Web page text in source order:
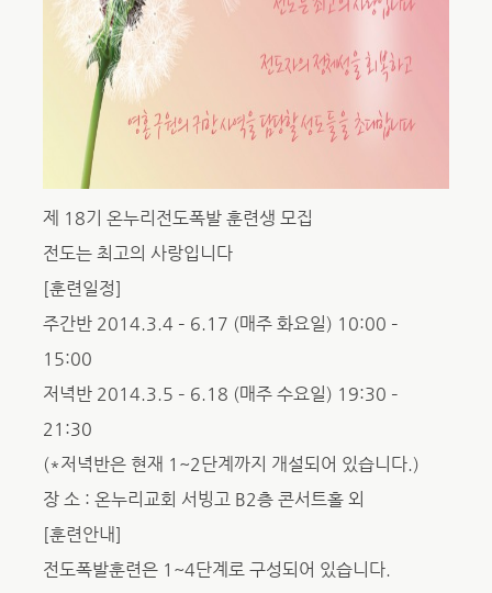
제 18기 온누리전도폭발 훈련생 모집
전도는 최고의 사랑입니다
[훈련일정]
주간반 2014.3.4 – 6.17 (매주 화요일) 10:00 –
15:00
저녁반 2014.3.5 – 6.18 (매주 수요일) 19:30 –
21:30
(*저녁반은 현재 1~2단계까지 개설되어 있습니다.)
장 소 : 온누리교회 서빙고 B2층 콘서트홀 외
[훈련안내]
전도폭발훈련은 1~4단계로 구성되어 있습니다.